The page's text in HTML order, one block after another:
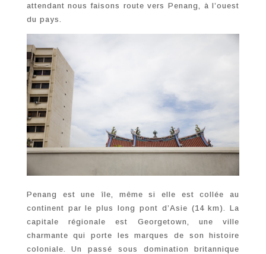
attendant nous faisons route vers Penang, à l’ouest
du pays.
Penang est une île, même si elle est collée au
continent par le plus long pont d’Asie (14 km). La
capitale régionale est Georgetown, une ville
charmante qui porte les marques de son histoire
coloniale. Un passé sous domination britannique